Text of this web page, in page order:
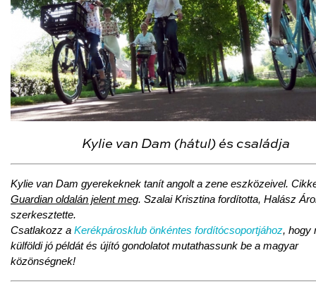
Kylie van Dam (hátul) és családja
Kylie van Dam gyerekeknek tanít angolt a zene eszközeivel.
Guardian oldalán jelent meg. Szalai Krisztina fordította, Halász
szerkesztette.
Csatlakozz a Kerékpárosklub önkéntes fordítócsoportjához, hogy
külföldi jó példát és újító gondolatot mutathassunk be a magyar
közönségnek!